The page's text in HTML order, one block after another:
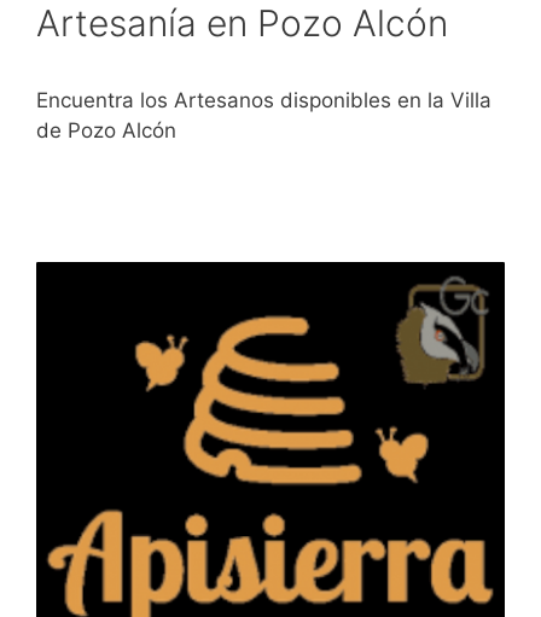
Artesanía en Pozo Alcón
Encuentra los Artesanos disponibles en la Villa
de Pozo Alcón